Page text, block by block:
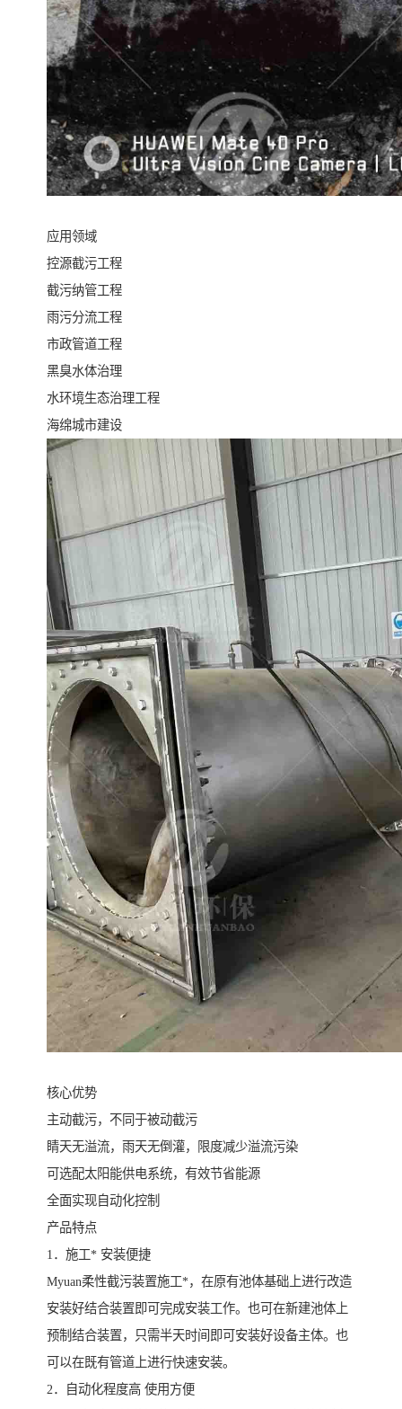
应用领域
控源截污工程
截污纳管工程
雨污分流工程
市政管道工程
黑臭水体治理
水环境生态治理工程
海绵城市建设
核心优势
主动截污，不同于被动截污
睛天无溢流，雨天无倒灌，限度减少溢流污染
可选配太阳能供电系统，有效节省能源
全面实现自动化控制
产品特点
1．施工* 安装便捷
Myuan柔性截污装置施工*，在原有池体基础上进行改造
安装好结合装置即可完成安装工作。也可在新建池体上
预制结合装置，只需半天时间即可安装好设备主体。也
可以在既有管道上进行快速安装。
2．自动化程度高 使用方便